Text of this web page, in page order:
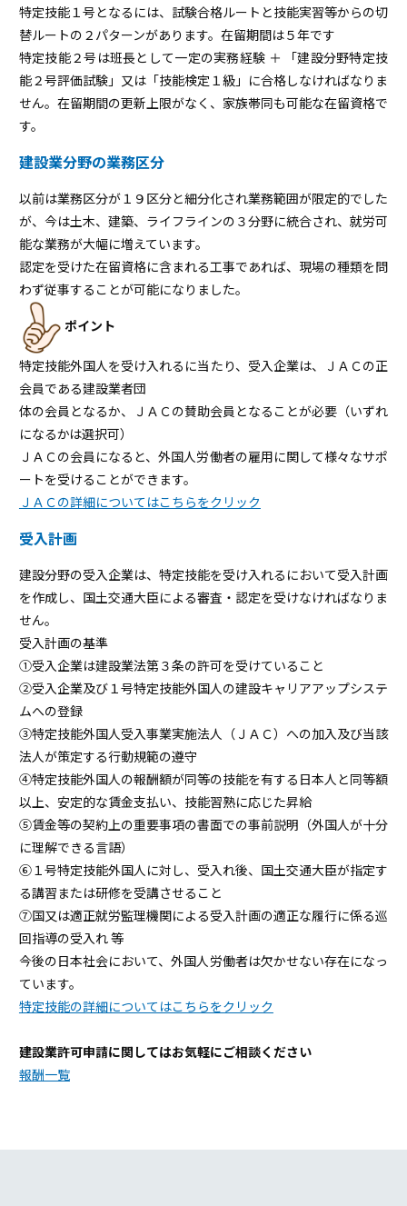
特定技能１号となるには、試験合格ルートと技能実習等からの切
替ルートの２パターンがあります。在留期間は５年です
特定技能２号は班長として一定の実務経験 ＋ 「建設分野特定技
能２号評価試験」又は「技能検定１級」に合格しなければなりま
せん。在留期間の更新上限がなく、家族帯同も可能な在留資格で
す。
建設業分野の業務区分
以前は業務区分が１９区分と細分化され業務範囲が限定的でした
が、今は土木、建築、ライフラインの３分野に統合され、就労可
能な業務が大幅に増えています。
認定を受けた在留資格に含まれる工事であれば、現場の種類を問
わず従事することが可能になりました。
ポイント
特定技能外国人を受け入れるに当たり、受入企業は、ＪＡＣの正
会員である建設業者団
体の会員となるか、ＪＡＣの賛助会員となることが必要（いずれ
になるかは選択可）
ＪＡＣの会員になると、外国人労働者の雇用に関して様々なサポ
ートを受けることができます。
ＪＡＣの詳細についてはこちらをクリック
受入計画
建設分野の受入企業は、特定技能を受け入れるにおいて受入計画
を作成し、国土交通大臣による審査・認定を受けなければなりま
せん。
受入計画の基準
①受入企業は建設業法第３条の許可を受けていること
②受入企業及び１号特定技能外国人の建設キャリアアップシステ
ムへの登録
③特定技能外国人受入事業実施法人（ＪＡＣ）への加入及び当該
法人が策定する行動規範の遵守
④特定技能外国人の報酬額が同等の技能を有する日本人と同等額
以上、安定的な賃金支払い、技能習熟に応じた昇給
⑤賃金等の契約上の重要事項の書面での事前説明（外国人が十分
に理解できる言語）
⑥１号特定技能外国人に対し、受入れ後、国土交通大臣が指定す
る講習または研修を受講させること
⑦国又は適正就労監理機関による受入計画の適正な履行に係る巡
回指導の受入れ 等
今後の日本社会において、外国人労働者は欠かせない存在になっ
ています。
特定技能の詳細についてはこちらをクリック
建設業許可申請に関してはお気軽にご相談ください
報酬一覧